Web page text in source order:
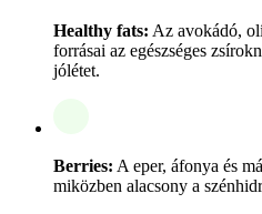
Healthy fats: Az avokádó,
forrásai az egészséges
jólétet.
Berries: A eper, áfonya és
miközben alacsony a